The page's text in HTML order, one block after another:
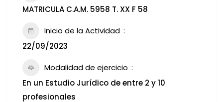
MATRICULA C.A.M. 5958 T. XX F 58
Inicio de la Actividad
22/09/2023
Modalidad de ejercicio
En un Estudio Jurídico de entre 2 y 10
profesionales